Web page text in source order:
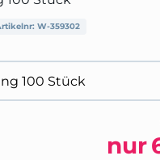
W-359302
nur